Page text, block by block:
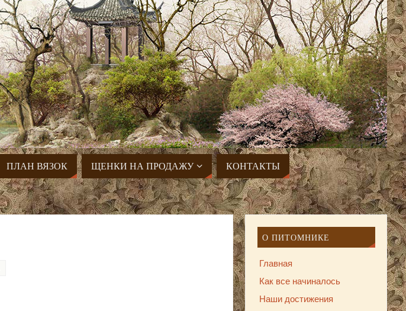
ПЛАН ВЯЗОК ЩЕНКИ НА ПРОДАЖУ КОНТАКТЫ
О ПИТОМНИКЕ
Главная
Как все начиналось
Наши достижения